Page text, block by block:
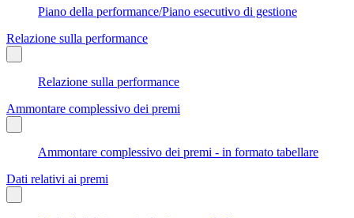
Piano della performance/Piano esecutivo di gestione
Relazione sulla performance
Relazione sulla performance
Ammontare complessivo dei premi
Ammontare complessivo dei premi - in formato tabellare
Dati relativi ai premi